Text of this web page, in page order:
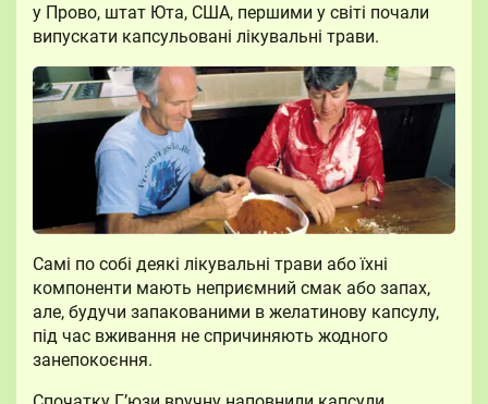
у Прово, штат Юта, США, першими у світі почали
випускати капсульовані лікувальні трави.
Самі по собі деякі лікувальні трави або їхні
компоненти мають неприємний смак або запах,
але, будучи запакованими в желатинову капсулу,
під час вживання не спричиняють жодного
занепокоєння.